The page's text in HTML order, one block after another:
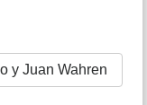
y Juan Wahren